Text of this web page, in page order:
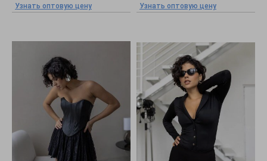
Узнать оптовую цену
Узнать оптовую цену